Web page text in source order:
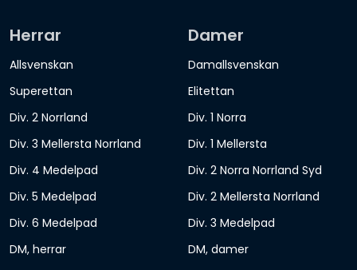
Herrar
Allsvenskan
Superettan
Div. 2 Norrland
Div. 3 Mellersta Norrland
Div. 4 Medelpad
Div. 5 Medelpad
Div. 6 Medelpad
DM, herrar
Damer
Damallsvenskan
Elitettan
Div. 1 Norra
Div. 1 Mellersta
Div. 2 Norra Norrland Syd
Div. 2 Mellersta Norrland
Div. 3 Medelpad
DM, damer